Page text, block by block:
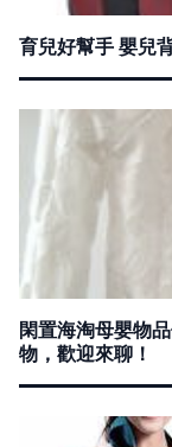
育兒好幫手 嬰兒
閑置海淘母嬰物
物，歡迎來聊！